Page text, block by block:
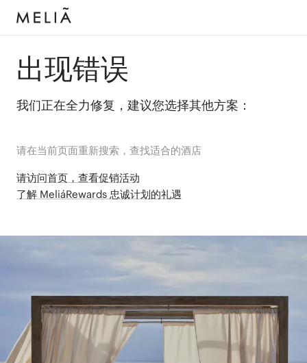
出现错误
我们正在全力修复，建议您选择其他方案：
请在当前页面重新搜索，查找适合的酒店
请访问首页，查看促销活动
了解 MeliáRewards 忠诚计划的礼遇